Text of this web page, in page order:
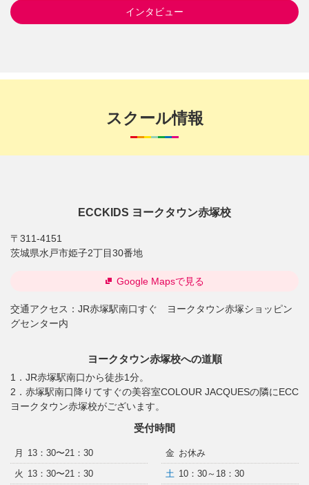
インタビュー
スクール情報
ECCKIDS ヨークタウン赤塚校
〒311-4151
茨城県水戸市姫子2丁目30番地
交通アクセス： JR赤塚駅南口すぐ ヨークタウン赤塚ショッピン
グセンター内
Google Mapsで見る
ヨークタウン赤塚校への道順
1．JR赤塚駅南口から徒歩1分。
2．赤塚駅南口降りてすぐの美容室COLOUR JACQUESの隣にECC
ヨークタウン赤塚校がございます。
受付時間
月
13：30〜21：30
火 13：30〜21：30
金 お休み
土 10：30～18：30